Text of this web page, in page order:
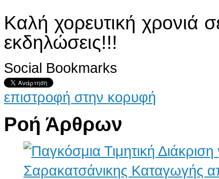
Καλή χορευτική χρονιά
εκδηλώσεις!!!
Social Bookmarks
επιστροφή στην κορυφή
Ροή Άρθρων